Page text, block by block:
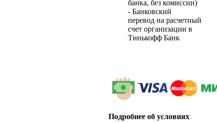
банка, без комиссии)
- Банковский
перевод на расчетный
счет организации в
Тинькофф Банк
Подробнее об условиях